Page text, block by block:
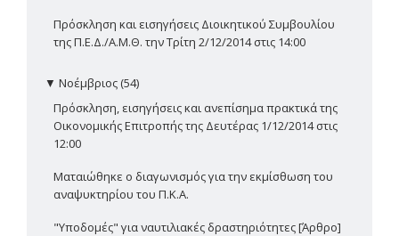
Πρόσκληση και εισηγήσεις Διοικητικού Συμβουλίου
της Π.Ε.Δ./Α.Μ.Θ. την Τρίτη 2/12/2014 στις 14:00
▼ Νοέμβριος (54)
Πρόσκληση, εισηγήσεις και ανεπίσημα πρακτικά της
Οικονομικής Επιτροπής της Δευτέρας 1/12/2014 στις
12:00
Ματαιώθηκε ο διαγωνισμός για την εκμίσθωση του
αναψυκτηρίου του Π.Κ.Α.
"Υποδομές" για ναυτιλιακές δραστηριότητες [Άρθρο]